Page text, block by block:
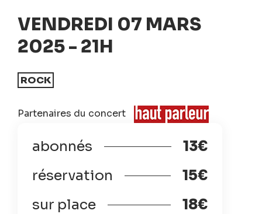
VENDREDI 07 MARS
2025 - 21H
ROCK
Partenaires du concert
abonnés
13€
réservation
15€
sur place
18€